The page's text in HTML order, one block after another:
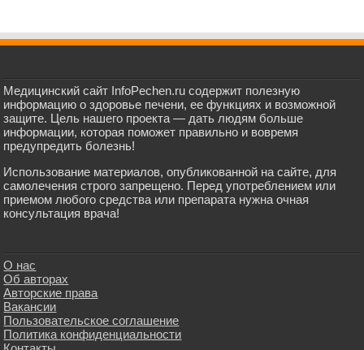
Медицинский сайт InfoPechen.ru содержит полезную
информацию о здоровье печени, ее функциях и возможной
защите. Цель нашего проекта — дать людям больше
информации, которая поможет правильно и вовремя
предупредить болезнь!
Использование материалов, опубликованной на сайте, для
самолечения строго запрещено. Перед употреблением или
приемом любого средства или препарата нужна очная
консультация врача!
О нас
Об авторах
Авторские права
Вакансии
Пользовательское соглашение
Политика конфиденциальности